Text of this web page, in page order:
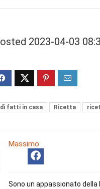
2023-04-03
fatti in casa Ricetta
Massimo
Sono un appassionato della